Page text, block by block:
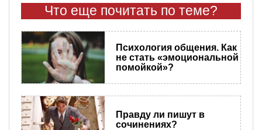
Что еще почитать по теме?
Психология общения. Как
не стать «эмоциональной
помойкой»?
Правду ли пишут в
сочинениях?